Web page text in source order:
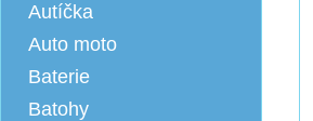
Autíčka
Auto moto
Baterie
Batohy